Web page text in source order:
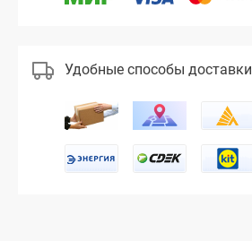
Удобные способы доставки